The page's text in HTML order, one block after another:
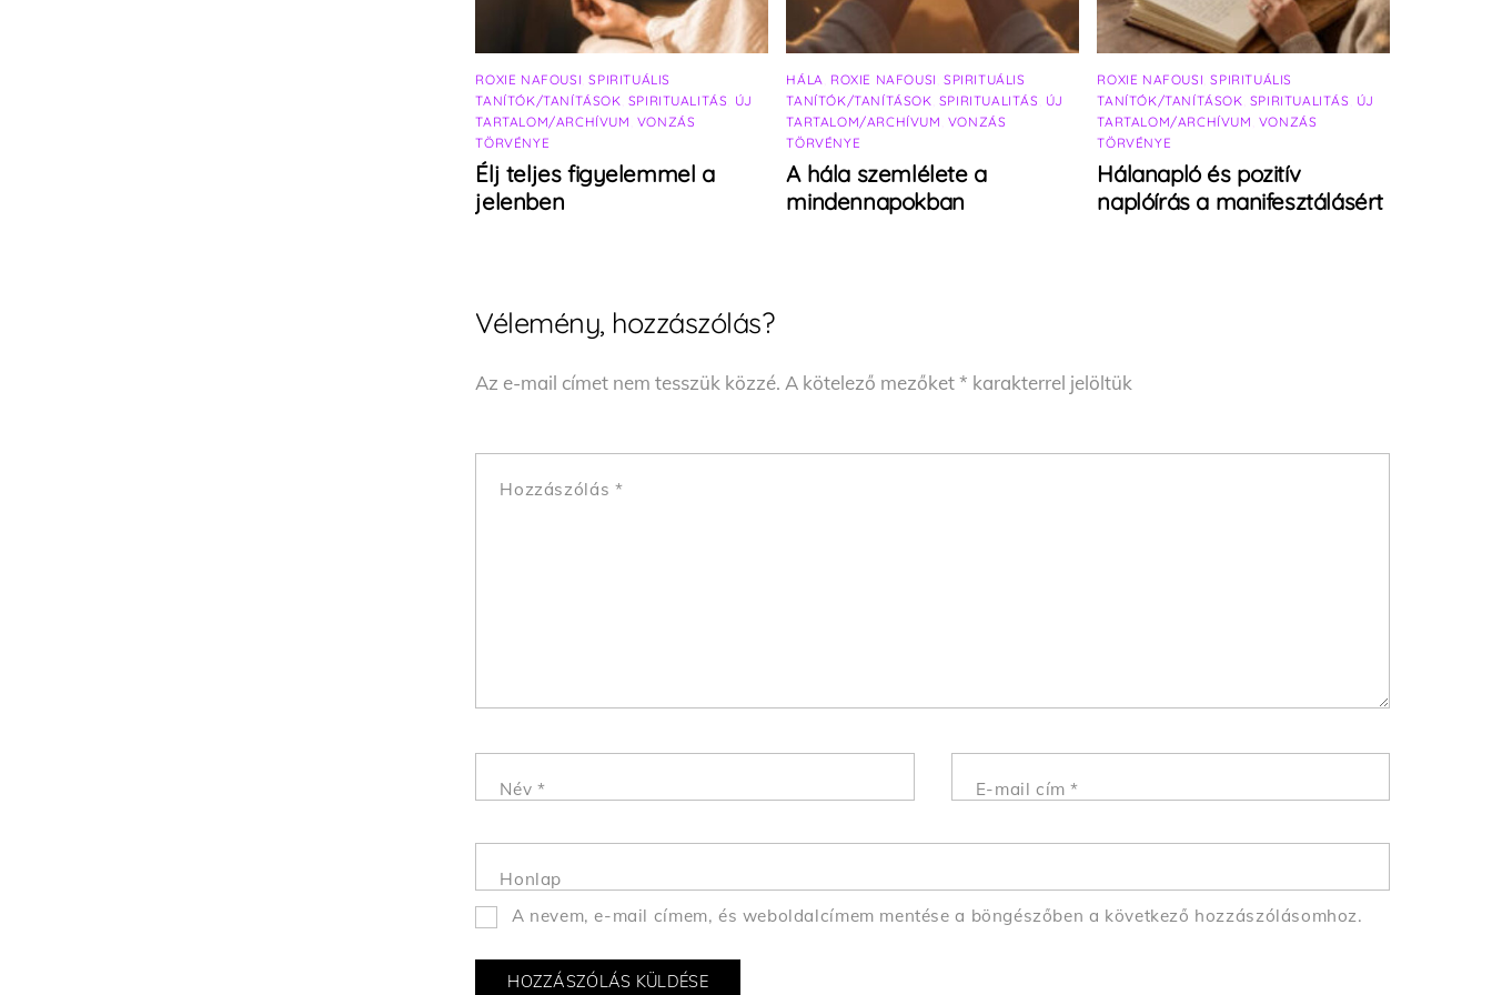
ROXIE NAFOUSI ,SPIRITUÁLIS
TANÍTÓK/TANÍTÁSOK SPIRITUALITÁS ÚJ
TARTALOM/ARCHÍVUM VONZÁS
TÖRVÉNYE
Élj teljes figyelemmel a
jelenben
HÁLA ROXIE NAFOUSI SPIRITUÁLIS
TANÍTÓK/TANÍTÁSOK SPIRITUALITÁS ÚJ
TARTALOM/ARCHÍVUM VONZÁS
TÖRVÉNYE
A hála szemlélete a
mindennapokban
ROXIE NAFOUSI ,SPIRITUÁLIS
TANÍTÓK/TANÍTÁSOK SPIRITUALITÁS ÚJ
TARTALOM/ARCHÍVUM VONZÁS
TÖRVÉNYE
Hálanapló és pozitív
naplóírás a manifesztálásért
Vélemény, hozzászólás?
Az e-mail címet nem tesszük közzé. A kötelező mezőket* karakterrel jelöltük
Hozzászólás *
Név * E-mail cím*
Honlap
A nevem, e-mail címem, és weboldalcímem mentése a böngészőben a következő hozzászólásomhoz.